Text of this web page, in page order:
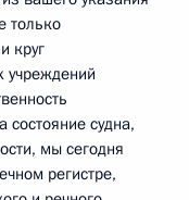
только
круг
учреждений
состояние судна,
мы сегодня
регистре,